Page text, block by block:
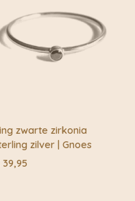
zwarte zirkonia
zilver | Gnoes
39,95